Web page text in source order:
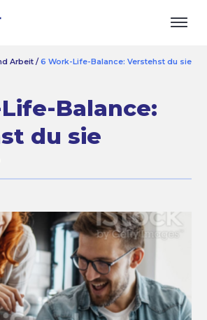
Arbeit/ 6 Work-Life-Balance: Verstehst du sie
Balance:
du sie